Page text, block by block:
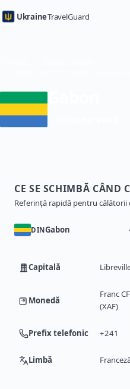
UkraineTravelGuard
CE SE SCHIMBĂ CÂND
Referință rapidă pentru călătorii
DINGabon
Capitală
Monedă
Franc
(XAF)
Prefix telefonic +241
Limbă